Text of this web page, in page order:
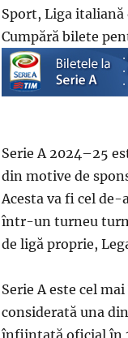
Sport, Liga italiană
Cumpără bilete
Serie A 2024–25
din motive de
Acesta va fi cel
într-un turneu
de ligă proprie,
Serie A este cel
considerată una
înființată oficial în